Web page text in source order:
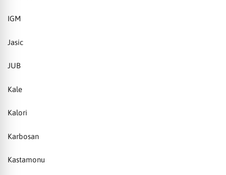
IGM
Jasic
JUB
Kale
Kalori
Karbosan
Kastamonu